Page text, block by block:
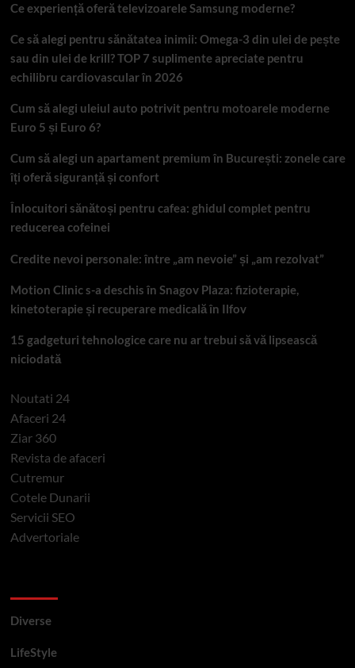
Ce experiență oferă televizoarele Samsung moderne?
Ce să alegi pentru sănătatea inimii: Omega-3 din ulei de pește
sau din ulei de krill? TOP 7 suplimente apreciate pentru
echilibru cardiovascular în 2026
Cum să alegi uleiul auto potrivit pentru motoarele moderne
Euro 5 și Euro 6?
Cum să alegi un apartament premium în București: zonele care
îți oferă siguranță și confort
Înlocuitori sănătoși pentru cafea: ghidul complet pentru
reducerea cofeinei
Credite nevoi personale: între „am nevoie” și „am rezolvat”
Motion Clinic s-a deschis în Snagov Plaza: fizioterapie,
kinetoterapie și recuperare medicală în Ilfov
15 gadgeturi tehnologice care nu ar trebui să vă lipsească
niciodată
Noutati 24
Afaceri 24
Ziar 360
Revista de afaceri
Cutremur
Cotele Dunarii
Servicii SEO
Advertoriale
Diverse
LifeStyle